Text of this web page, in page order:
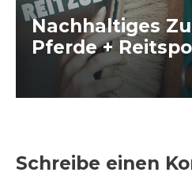
Nachhaltiges
Pferde +
Schreibe einen